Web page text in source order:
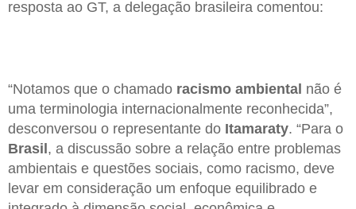
resposta ao GT, a delegação brasileira comentou:
“Notamos que o chamado racismo ambiental não é
uma terminologia internacionalmente reconhecida”,
desconversou o representante do Itamaraty. “Para o
Brasil , a discussão sobre a relação entre problemas
ambientais e questões sociais, como racismo, deve
levar em consideração um enfoque equilibrado e